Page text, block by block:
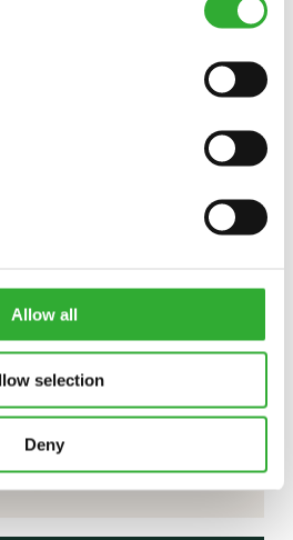
Allow all
selection
Deny